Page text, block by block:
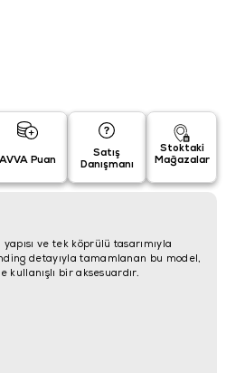
AVVA Puan
Satış
Danışmanı
Stoktaki
Mağazalar
ve tek köprülü tasarımıyla
detayıyla tamamlanan bu model,
kullanışlı bir aksesuardır.